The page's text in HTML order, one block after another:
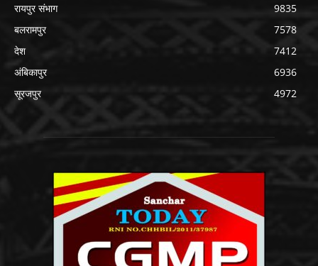
रायपुर संभाग
9835
बलरामपुर
7578
देश
7412
अंबिकापुर
6936
सूरजपुर
4972